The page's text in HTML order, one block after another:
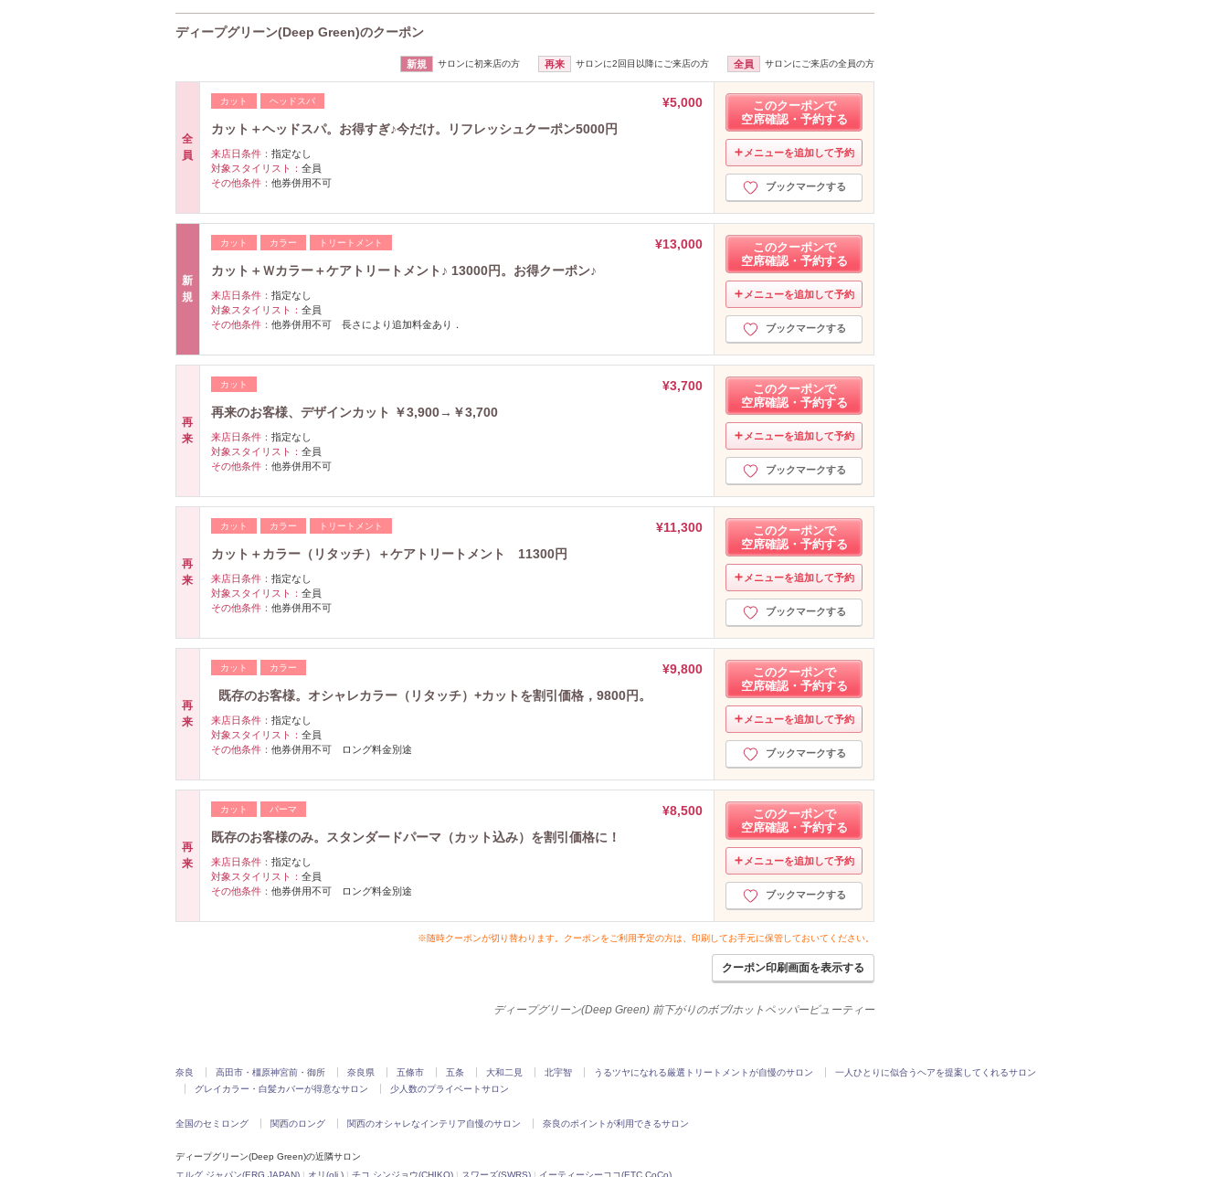
ディープグリーン(Deep Green)のクーポン
新規 サロンに初来店の方 再来 サロンに2回目以降にご来店の方 全員 サロンにご来店の全員の方
全
員
カット ヘッドスパ
¥5,000
カット＋ヘッドスパ。お得すぎ♪今だけ。リフレッシュクーポン5000円
来店日条件： 指定なし
対象スタイリスト： 全員
その他条件： 他券併用不可
このクーポンで
空席確認・予約する
メニューを追加して予約
ブックマークする
新
規
カット カラー トリートメント
¥13,000
カット＋Ｗカラー＋ケアトリートメント♪ 13000円。お得クーポン♪
来店日条件： 指定なし
対象スタイリスト： 全員
その他条件： 他券併用不可 長さにより追加料金あり．
このクーポンで
空席確認・予約する
メニューを追加して予約
ブックマークする
再
来
カット
¥3,700
再来のお客様、デザインカット ￥3,900→￥3,700
来店日条件： 指定なし
対象スタイリスト： 全員
その他条件： 他券併用不可
このクーポンで
空席確認・予約する
メニューを追加して予約
ブックマークする
再
来
カット カラー トリートメント
¥11,300
カット＋カラー（リタッチ）＋ケアトリートメント 11300円
来店日条件： 指定なし
対象スタイリスト： 全員
その他条件： 他券併用不可
このクーポンで
空席確認・予約する
メニューを追加して予約
ブックマークする
再
来
カット カラー
¥9,800
既存のお客様。オシャレカラー（リタッチ）+カットを割引価格，9800円。
来店日条件： 指定なし
対象スタイリスト： 全員
その他条件： 他券併用不可 ロング料金別途
このクーポンで
空席確認・予約する
メニューを追加して予約
ブックマークする
再
来
カット パーマ
¥8,500
既存のお客様のみ。スタンダードパーマ（カット込み）を割引価格に！
来店日条件： 指定なし
対象スタイリスト： 全員
その他条件： 他券併用不可 ロング料金別途
このクーポンで
空席確認・予約する
メニューを追加して予約
ブックマークする
※随時クーポンが切り替わります。クーポンをご利用予定の方は、印刷してお手元に保管しておいてください。
クーポン印刷画面を表示する
ディープグリーン(Deep Green) 前下がりのボブ/ホットペッパービューティー
奈良 高田市・橿原神宮前・御所 奈良県 五條市 五条 大和二見 北宇智 うるツヤになれる厳選トリートメントが自慢のサロン
一人ひとりに似合うヘアを提案してくれるサロン
グレイカラー・白髪カバーが得意なサロン
少人数のプライベートサロン
全国のセミロング 関西のロング 関西のオシャレなインテリア自慢のサロン 奈良のポイントが利用できるサロン
ディープグリーン(Deep Green)の近隣サロン
エルグ ジャパン(ERG JAPAN) | オリ(oli.) | チコ シンジョウ(CHIKO) | スワーズ(SWRS) | イーティーシーココ(ETC CoCo)